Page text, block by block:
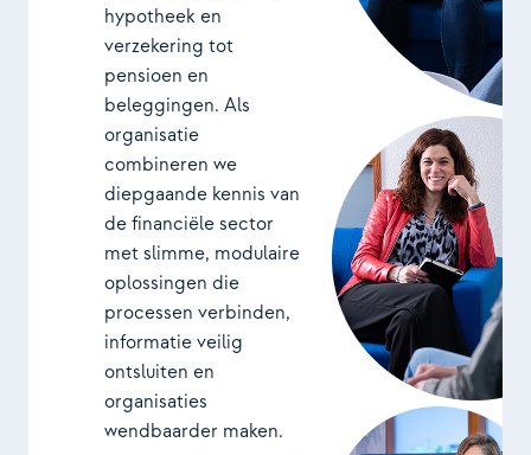
hypotheek en
verzekering tot
pensioen en
beleggingen. Als
organisatie
combineren we
diepgaande kennis van
de financiële sector
met slimme, modulaire
oplossingen die
processen verbinden,
informatie veilig
ontsluiten en
organisaties
wendbaarder maken.